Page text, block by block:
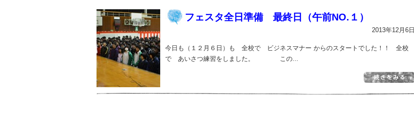
フェスタ全日準備 最終日（午前NO.１）
2013年12月6日
今日も（１２月６日）も 全校で ビジネスマナー からのスタートでした！！ 全校
で あいさつ練習をしました。 この...